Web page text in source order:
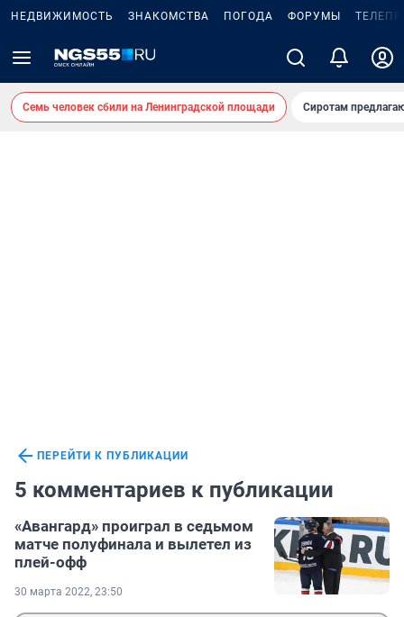
НЕДВИЖИМОСТЬ ЗНАКОМСТВА ПОГОДА ФОРУМЫ
Семь человек сбили на Ленинградской площади Сиротам
ПЕРЕЙТИ К ПУБЛИКАЦИИ
5 комментариев к публикации
«Авангард» проиграл в седьмом
матче полуфинала и вылетел из
плей-офф
30 марта 2022, 23:50